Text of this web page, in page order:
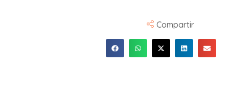
Compartir